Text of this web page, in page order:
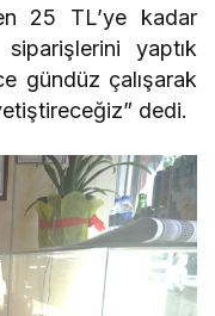
25 TL’ye kadar
yaptık
gündüz çalışarak
dedi.